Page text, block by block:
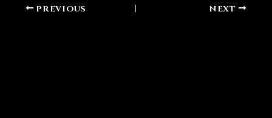
PREVIOUS NEXT